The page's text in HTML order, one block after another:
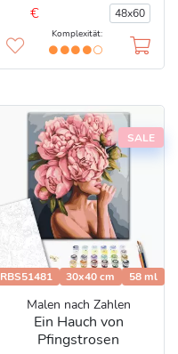
€
48x60
Komplexität:
SALE
RBS51481 30x40 cm 58 ml
Malen nach Zahlen
Ein Hauch von
Pfingstrosen